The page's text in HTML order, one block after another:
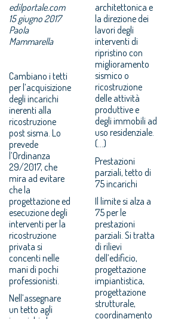
edilportale.com
15 giugno 2017
Paola
Mammarella
Cambiano i tetti
per l’acquisizione
degli incarichi
inerenti alla
ricostruzione
post sisma. Lo
prevede
l’Ordinanza
29/2017, che
mira ad evitare
che la
progettazione ed
esecuzione degli
interventi per la
ricostruzione
privata si
concenti nelle
mani di pochi
professionisti.
Nell’assegnare
un tetto agli
architettonica e
la direzione dei
lavori degli
interventi di
ripristino con
miglioramento
sismico o
ricostruzione
delle attività
produttive e
degli immobili ad
uso residenziale.
(...)
Prestazioni
parziali, tetto di
75 incarichi
Il limite si alza a
75 per le
prestazioni
parziali. Si tratta
di rilievi
dell’edificio,
progettazione
impiantistica,
progettazione
strutturale,
coordinamento